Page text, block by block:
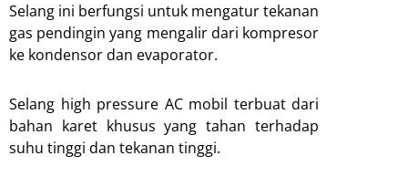
Selang ini berfungsi untuk mengatur tekanan
gas pendingin yang mengalir dari kompresor
ke kondensor dan evaporator.
Selang high pressure AC mobil terbuat dari
bahan karet khusus yang tahan terhadap
suhu tinggi dan tekanan tinggi.